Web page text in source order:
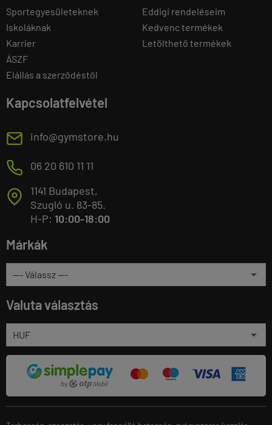
Sportegyesületeknek
Iskoláknak
Karrier
ÁSZF
Elállás a szerződéstől
Eddigi rendeléseim
Kedvenc termékek
Letölthető termékek
Kapcsolatfelvétel
E info@gymstore.hu
M 06 20 610 11 11
T
1141 Budapest,
Szugló u. 83-85.
H-P: 10:00-18:00
Márkák
Valuta választás